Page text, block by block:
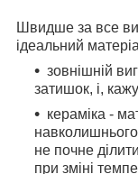
Швидше за все ви
ідеальний
зовнішній
затишок, і,
кераміка -
не почне
при зміні